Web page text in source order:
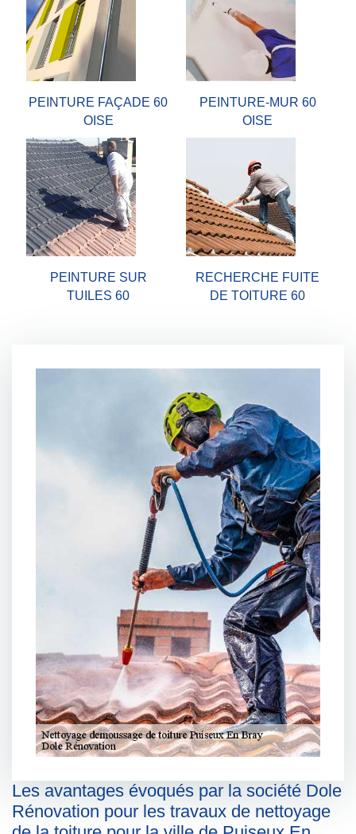
PEINTURE FAÇADE 60
OISE
PEINTURE-MUR 60
OISE
PEINTURE SUR
TUILES 60
RECHERCHE FUITE
DE TOITURE 60
Les avantages évoqués par la société Dole
Rénovation pour les travaux de nettoyage